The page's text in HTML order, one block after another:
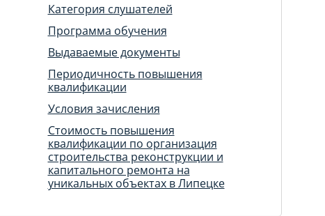
Категория слушателей
Программа обучения
Выдаваемые документы
Периодичность повышения
квалификации
Условия зачисления
Стоимость повышения
квалификации по организация
строительства реконструкции и
капитального ремонта на
уникальных объектах в Липецке